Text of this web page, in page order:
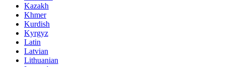
Kazakh
Khmer
Kurdish
Kyrgyz
Latin
Latvian
Lithuanian